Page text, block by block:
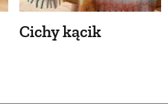
Cichy kącik